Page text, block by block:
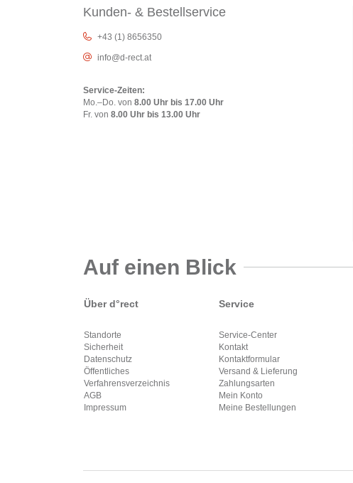
Kunden- & Bestellservice
+43 (1) 8656350
info@d-rect.at
Service-Zeiten:
Mo.–Do. von 8.00 Uhr bis 17.00 Uhr
Fr. von 8.00 Uhr bis 13.00 Uhr
Auf einen Blick
Über d°rect
Standorte
Sicherheit
Datenschutz
Öffentliches
Verfahrensverzeichnis
AGB
Impressum
Service
Service-Center
Kontakt
Kontaktformular
Versand & Lieferung
Zahlungsarten
Mein Konto
Meine Bestellungen